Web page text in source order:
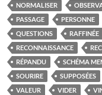
NORMALISER
PASSAGE
PERSONNE
QUESTIONS
RAFFINÉE
RECONNAISSANCE
RÉPANDU
SCHÉMA
SOURIRE
SUPPOSÉES
VALEUR
VIDER